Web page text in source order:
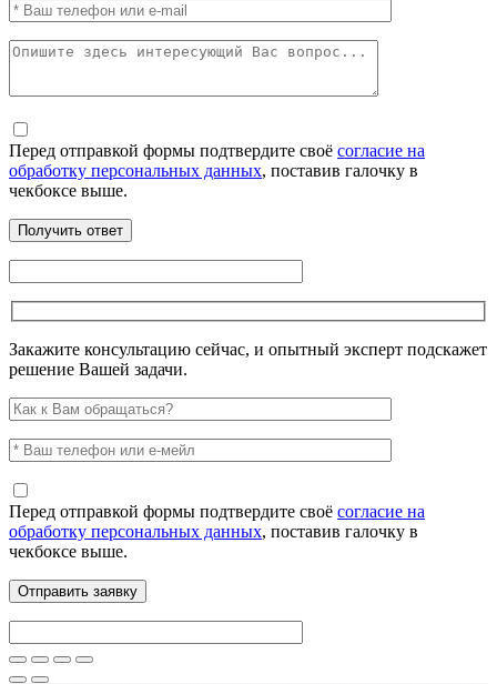
Перед отправкой формы подтвердите своё согласие на
обработку персональных данных, поставив галочку в
чекбоксе выше.
Закажите консультацию сейчас, и опытный эксперт подскажет
решение Вашей задачи.
Перед отправкой формы подтвердите своё согласие на
обработку персональных данных, поставив галочку в
чекбоксе выше.